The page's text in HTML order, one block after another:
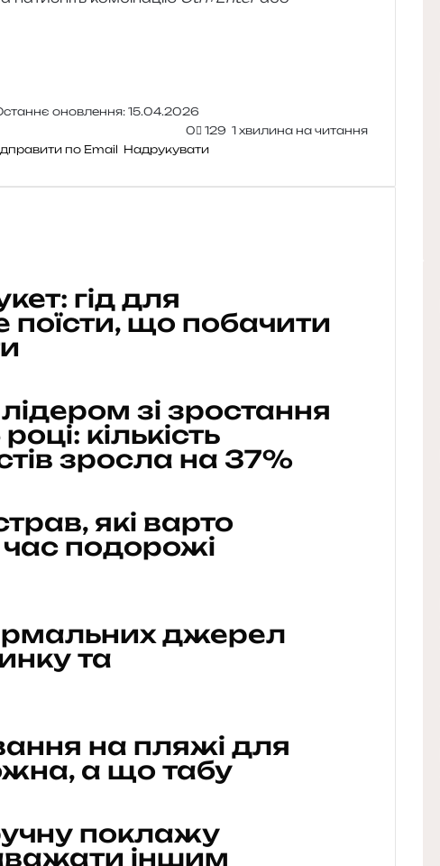
оновлення: 15.04.2026
0
129 1 хвилина на читання
по Email Надрукувати
гід для
поїсти, що побачити
зі зростання
кількість
зросла на 37%
які варто
подорожі
джерел
та
на пляжі для
а що табу
поклажу
іншим